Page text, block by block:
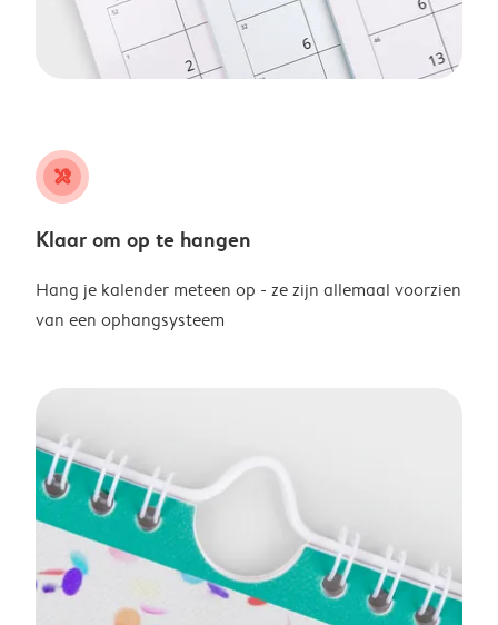
tools
Klaar om op te hangen
Hang je kalender meteen op - ze zijn allemaal voorzien
van een ophangsysteem